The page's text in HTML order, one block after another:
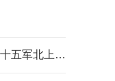
六省区红色文物联展启幕 再现红二十五军北上先锋长征史诗